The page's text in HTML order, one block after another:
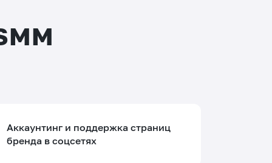
Аккаунтинг и поддержка страниц
бренда в соцсетях